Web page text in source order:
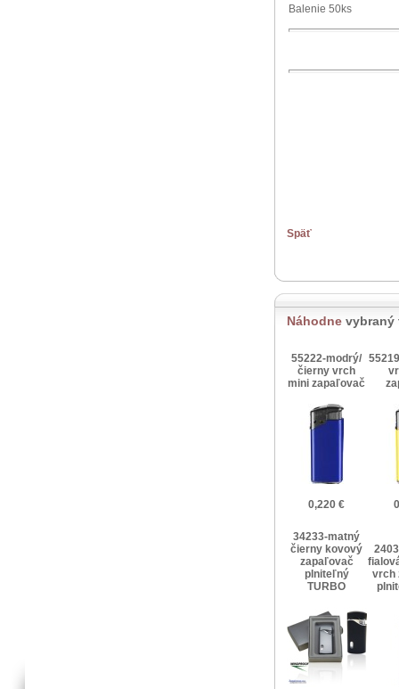
Balenie 50ks
Späť
Náhodne vybraný
55222-modrý/
čierny vrch
mini zapaľovač
0,220 €
34233-matný
čierny kovový
zapaľovač
plniteľný
TURBO
vrch